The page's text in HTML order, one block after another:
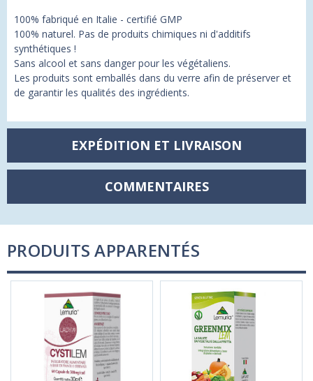
100% fabriqué en Italie - certifié GMP
100% naturel. Pas de produits chimiques ni d'additifs
synthétiques !
Sans alcool et sans danger pour les végétaliens.
Les produits sont emballés dans du verre afin de préserver et
de garantir les qualités des ingrédients.
EXPÉDITION ET LIVRAISON
COMMENTAIRES
PRODUITS APPARENTÉS